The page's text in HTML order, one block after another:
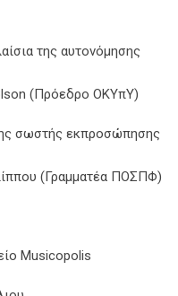
της αυτονόμησης
(Πρόεδρο ΟΚΥπΥ)
σωστής εκπροσώπησης
(Γραμματέα ΠΟΣΠΦ)
Musicopolis